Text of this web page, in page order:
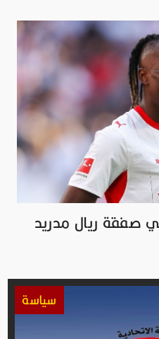
صفقة ريال مدريد
سياسة